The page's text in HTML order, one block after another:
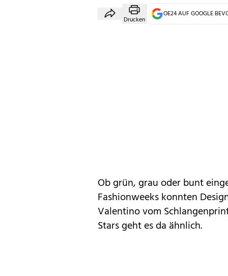
Drucken
OE24 AUF GOOGLE
Ob grün, grau oder bunt
Fashionweeks konnten
Valentino vom
Stars geht es da ähnlich.